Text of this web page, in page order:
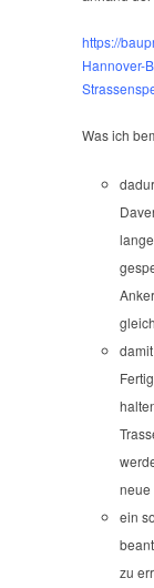
https://
Hannover-
Was ich
neue
ein
zu